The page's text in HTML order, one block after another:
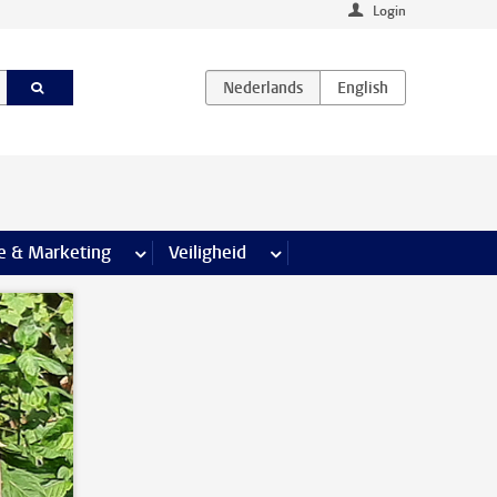
Login
& Marketing meer Communicatie & Marketing pagina’s
Veiligheid meer Veiligheid pagina’s